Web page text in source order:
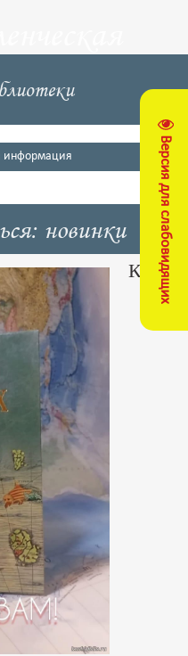
Версия для слабовидящих
район
информация
новинки
Книга